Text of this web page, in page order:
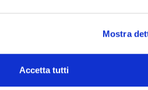
Mostra
Accetta tutti